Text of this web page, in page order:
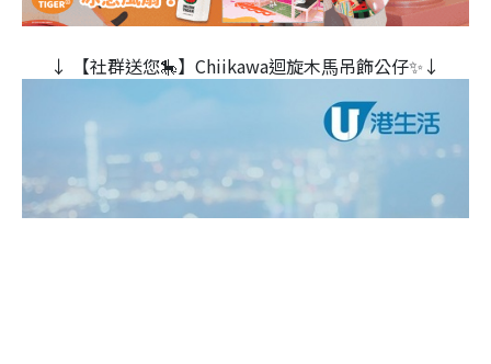
↓ 【社群送您🎠】Chiikawa迴旋木⾺吊飾公仔✨↓